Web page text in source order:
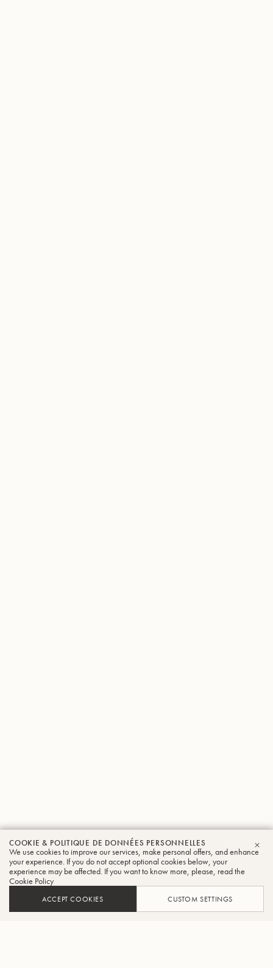
COOKIE & POLITIQUE DE DONNÉES PERSONNELLES
We use cookies to improve our services, make personal offers, and enhance
your experience. If you do not accept optional cookies below, your
experience may be affected. If you want to know more, please, read the
Cookie Policy
ACCEPT COOKIES CUSTOM SETTINGS